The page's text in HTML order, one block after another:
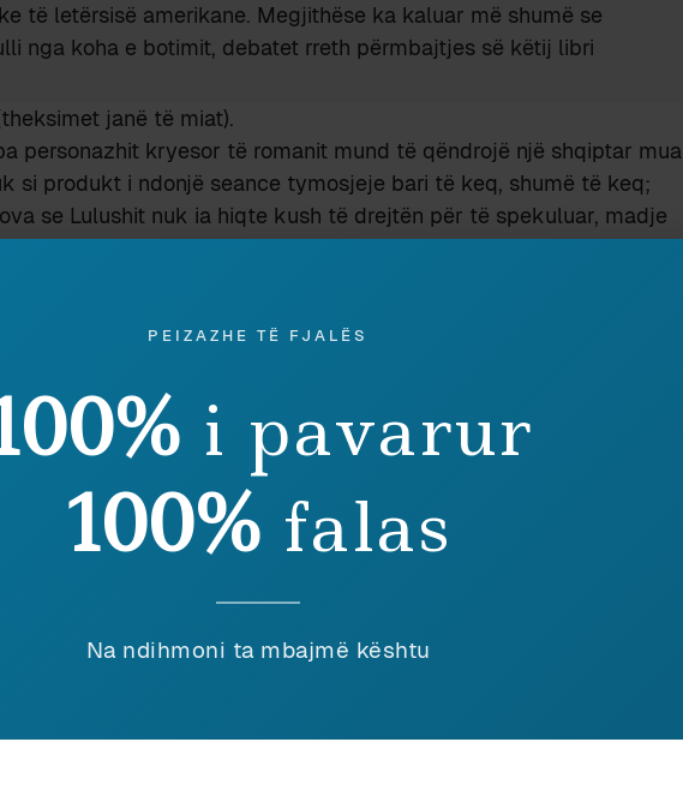
të letërsisë amerikane. Megjithëse ka kaluar më shumë se
nga koha e botimit, debatet rreth përmbajtjes së këtij libri
janë të miat).
personazhit kryesor të romanit mund të qëndrojë një shqiptar mua
si produkt i ndonjë seance tymosjeje bari të keq, shumë të keq;
se Lulushit nuk ia hiqte kush të drejtën për të spekuluar, madje
iu dridhur qerpiku se “Holdeni ndoshta është mishërimi i njeriut
ka interesuar kurrë, por me disa kërkime sipërfaqësore që kam kryer
e tillë nuk më rezulton. Në fillim të viteve 1950, ose pikërisht në
e Tiranës, të frymëzuara nga scoop-i i Lulushit, e sjellin
Salinger merrej me budizëm zen dhe planifikonte tërheqjen
– që do ta realizonte në 1953, duke u larguar prej NYC në
vetë Lulushi, me një shënim të nxjerrë në Alb-Club, pak ditë pas
for misattribution of the comments originally made about
PEIZAZHE TË FJALËS
i pavarur
100% falas
Na ndihmoni ta mbajmë kështu